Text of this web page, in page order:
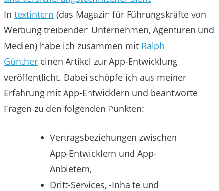
In textintern (das Magazin für Führungskräfte von
Werbung treibenden Unternehmen, Agenturen und
Medien) habe ich zusammen mit Ralph
Günther einen Artikel zur App-Entwicklung
veröffentlicht. Dabei schöpfe ich aus meiner
Erfahrung mit App-Entwicklern und beantworte
Fragen zu den folgenden Punkten:
Vertragsbeziehungen zwischen
App-Entwicklern und App-
Anbietern,
Dritt-Services, -Inhalte und